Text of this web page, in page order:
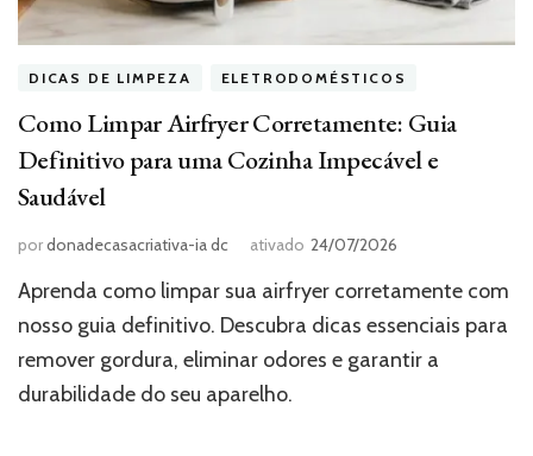
DICAS DE LIMPEZA ELETRODOMÉSTICOS
Como Limpar Airfryer Corretamente: Guia
Definitivo para uma Cozinha Impecável e
Saudável
pordonadecasacriativa-ia dc ativado 24/07/2026
Aprenda como limpar sua airfryer corretamente com
nosso guia definitivo. Descubra dicas essenciais para
remover gordura, eliminar odores e garantir a
durabilidade do seu aparelho.